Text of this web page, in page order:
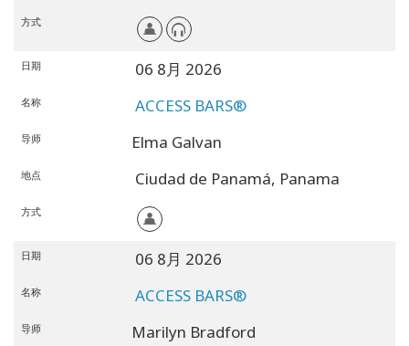
方式
日期 06 8月 2026
名称 ACCESS BARS®
导师 Elma Galvan
地点 Ciudad de Panamá, Panama
方式
日期 06 8月 2026
名称 ACCESS BARS®
导师 Marilyn Bradford